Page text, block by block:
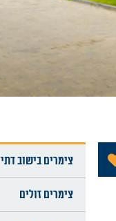
הוסף לתכניה שלי
צימרים בישוב דתי
צימרים זולים